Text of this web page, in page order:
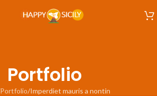
Portfolio
Portfolio Imperdiet mauris a nontin